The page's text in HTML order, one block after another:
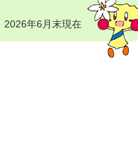
2026年6月末現在